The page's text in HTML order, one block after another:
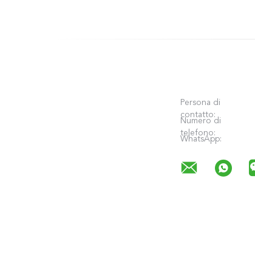
Persona di
contatto:
Numero di
telefono:
WhatsApp: